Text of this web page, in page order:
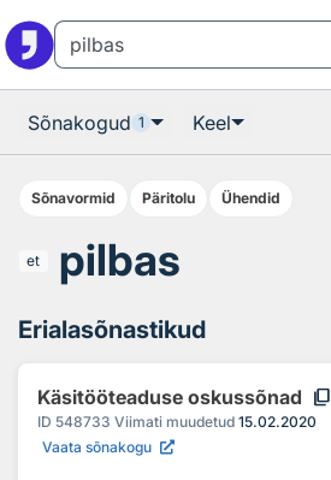
Sõnakogud 1 Keel
Sõnavormid Päritolu Ühendid
et pilbas
Erialasõnastikud
Käsitööteaduse oskussõnad content_copy
ID 548733 Viimati muudetud 15.02.2020
Vaata sõnakogu